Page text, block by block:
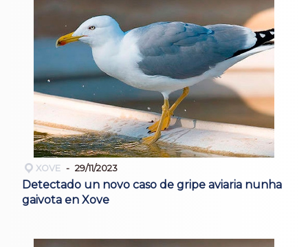
XOVE 29/11/2023
Detectado un novo caso de gripe aviaria nunha
gaivota en Xove